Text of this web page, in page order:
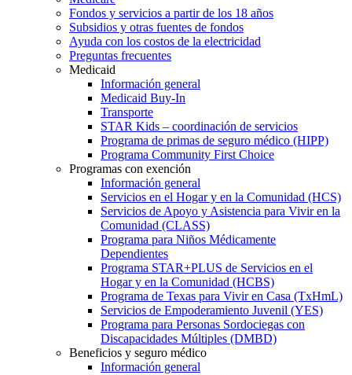
Fondos y servicios a partir de los 18 años
Subsidios y otras fuentes de fondos
Ayuda con los costos de la electricidad
Preguntas frecuentes
Medicaid
Información general
Medicaid Buy-In
Transporte
STAR Kids – coordinación de servicios
Programa de primas de seguro médico (HIPP)
Programa Community First Choice
Programas con exención
Información general
Servicios en el Hogar y en la Comunidad (HCS)
Servicios de Apoyo y Asistencia para Vivir en la
Comunidad (CLASS)
Programa para Niños Médicamente
Dependientes
Programa STAR+PLUS de Servicios en el
Hogar y en la Comunidad (HCBS)
Programa de Texas para Vivir en Casa (TxHmL)
Servicios de Empoderamiento Juvenil (YES)
Programa para Personas Sordociegas con
Discapacidades Múltiples (DMBD)
Beneficios y seguro médico
Información general